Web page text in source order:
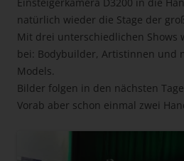
natürlich wieder die Stage der
Mit drei unterschiedlichen Shows
bei: Bodybuilder, Artistinnen und
Models.
Bilder folgen in den nächsten
Vorab aber schon einmal zwei